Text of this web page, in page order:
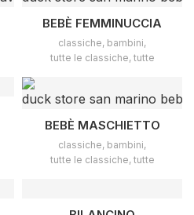
BEBÈ FEMMINUCCIA
classiche, bambini,
tutte le classiche, tutte
BEBÈ MASCHIETTO
classiche, bambini,
tutte le classiche, tutte